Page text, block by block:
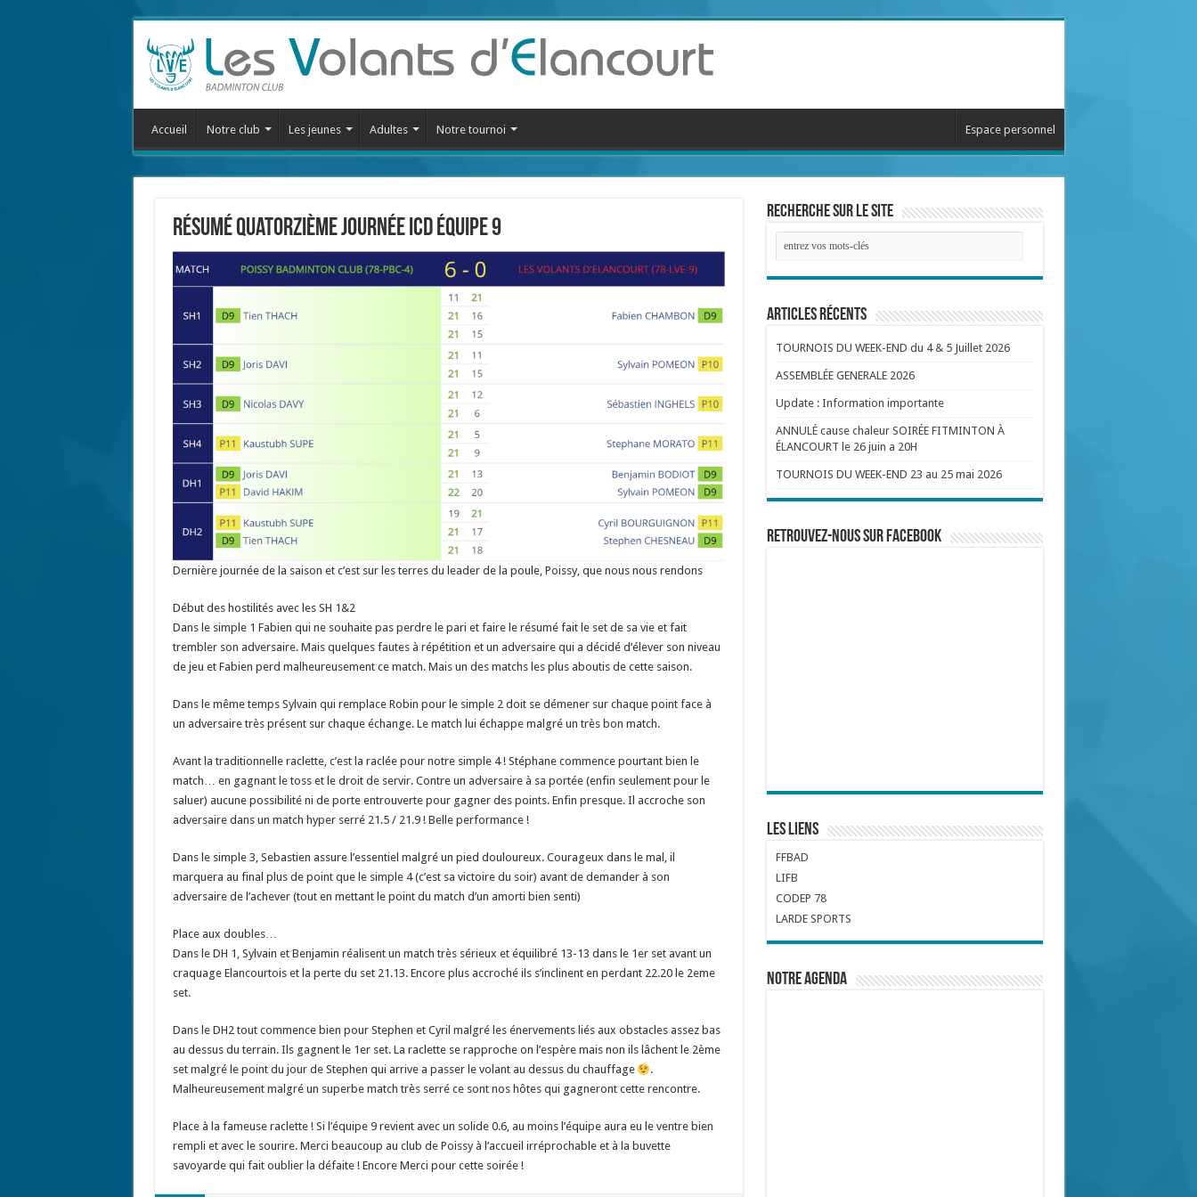
Accueil Notre club Les jeunes Adultes Notre tournoi Espace personnel
résumé quatorzième journée ICD équipe 9
Dernière journée de la saison et c’est sur les terres du leader de la poule, Poissy, que nous nous rendons
Début des hostilités avec les SH 1&2
Dans le simple 1 Fabien qui ne souhaite pas perdre le pari et faire le résumé fait le set de sa vie et fait
trembler son adversaire. Mais quelques fautes à répétition et un adversaire qui a décidé d’élever son niveau
de jeu et Fabien perd malheureusement ce match. Mais un des matchs les plus aboutis de cette saison.
Dans le même temps Sylvain qui remplace Robin pour le simple 2 doit se démener sur chaque point face à
un adversaire très présent sur chaque échange. Le match lui échappe malgré un très bon match.
Avant la traditionnelle raclette, c’est la raclée pour notre simple 4 ! Stéphane commence pourtant bien le
match… en gagnant le toss et le droit de servir. Contre un adversaire à sa portée (enfin seulement pour le
saluer) aucune possibilité ni de porte entrouverte pour gagner des points. Enfin presque. Il accroche son
adversaire dans un match hyper serré 21.5 / 21.9 ! Belle performance !
Dans le simple 3, Sebastien assure l’essentiel malgré un pied douloureux. Courageux dans le mal, il
marquera au final plus de point que le simple 4 (c’est sa victoire du soir) avant de demander à son
adversaire de l’achever (tout en mettant le point du match d’un amorti bien senti)
Place aux doubles…
Dans le DH 1, Sylvain et Benjamin réalisent un match très sérieux et équilibré 13-13 dans le 1er set avant un
craquage Elancourtois et la perte du set 21.13. Encore plus accroché ils s’inclinent en perdant 22.20 le 2eme
set.
Dans le DH2 tout commence bien pour Stephen et Cyril malgré les énervements liés aux obstacles assez bas
au dessus du terrain. Ils gagnent le 1er set. La raclette se rapproche on l’espère mais non ils lâchent le 2ème
set malgré le point du jour de Stephen qui arrive a passer le volant au dessus du chauffage
.
Malheureusement malgré un superbe match très serré ce sont nos hôtes qui gagneront cette rencontre.
Place à la fameuse raclette ! Si l’équipe 9 revient avec un solide 0.6, au moins l’équipe aura eu le ventre bien
rempli et avec le sourire. Merci beaucoup au club de Poissy à l’accueil irréprochable et à la buvette
savoyarde qui fait oublier la défaite ! Encore Merci pour cette soirée !
Recherche sur le site
Articles récents
TOURNOIS DU WEEK-END du 4 & 5 Juillet 2026
ASSEMBLÉE GENERALE 2026
Update : Information importante
ANNULÉ cause chaleur SOIRÉE FITMINTON À
ÉLANCOURT le 26 juin a 20H
TOURNOIS DU WEEK-END 23 au 25 mai 2026
Retrouvez-nous sur Facebook
Les liens
FFBAD
LIFB
CODEP 78
LARDE SPORTS
Notre Agenda